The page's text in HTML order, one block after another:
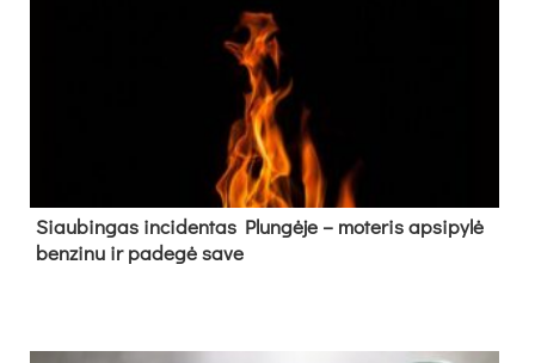
Siau­bin­gas in­ci­den­tas Plun­gė­je – mo­te­ris ap­si­py­lė
ben­zi­nu ir pa­de­gė sa­ve